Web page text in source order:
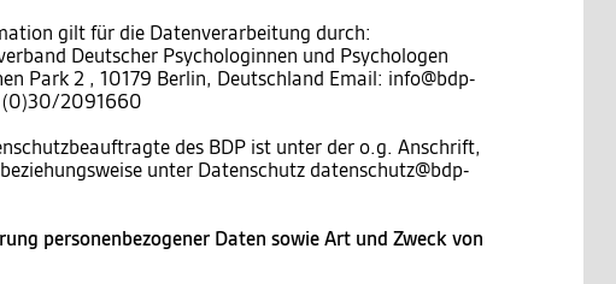
gilt für die Datenverarbeitung durch:
Deutscher Psychologinnen und Psychologen
Park 2 , 10179 Berlin, Deutschland Email: info@bdp-
(0)30/2091660
des BDP ist unter der o.g. Anschrift,
unter Datenschutz datenschutz@bdp-
personenbezogener Daten sowie Art und Zweck von